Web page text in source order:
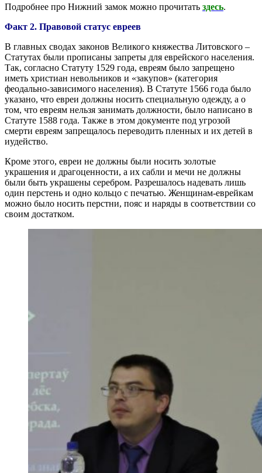
Подробнее про Нижний замок можно прочитать здесь.
Факт 2. Правовой статус евреев
В главных сводах законов Великого княжества Литовского –
Статутах были прописаны запреты для еврейского населения.
Так, согласно Статуту 1529 года, евреям было запрещено
иметь христиан невольников и «закупов» (категория
феодально-зависимого населения). В Статуте 1566 года было
указано, что евреи должны носить специальную одежду, а о
том, что евреям нельзя занимать должности, было написано в
Статуте 1588 года. Также в этом документе под угрозой
смерти евреям запрещалось переводить пленных и их детей в
иудейство.
Кроме этого, евреи не должны были носить золотые
украшения и драгоценности, а их сабли и мечи не должны
были быть украшены серебром. Разрешалось надевать лишь
один перстень и одно кольцо с печатью. Женщинам-еврейкам
можно было носить перстни, пояс и наряды в соответствии со
своим достатком.